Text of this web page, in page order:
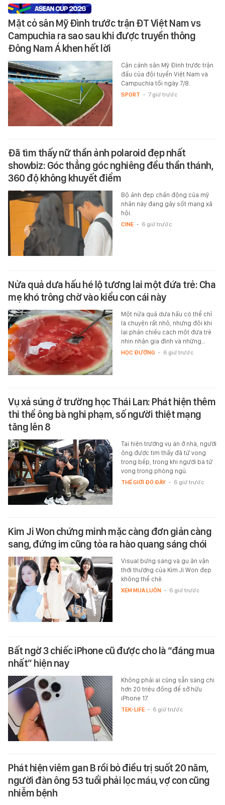
Mặt cỏ sân Mỹ Đình trước trận ĐT Việt Nam vs
Campuchia ra sao sau khi được truyền thông
Đông Nam Á khen hết lời
Cận cảnh sân Mỹ Đình trước trận
đấu của đội tuyển Việt Nam và
Campuchia tối ngày 7/8.
SPORT - 7 giờ trước
Đã tìm thấy nữ thần ảnh polaroid đẹp nhất
showbiz: Góc thẳng góc nghiêng đều thần thánh,
360 độ không khuyết điểm
Bộ ảnh đẹp chấn động của mỹ
nhân này đang gây sốt mạng xã
hội.
CINE - 6 giờ trước
Nửa quả dưa hấu hé lộ tương lai một đứa trẻ: Cha
mẹ khó trông chờ vào kiểu con cái này
Một nửa quả dưa hấu có thể chỉ
là chuyện rất nhỏ, nhưng đôi khi
lại phản chiếu cách một đứa trẻ
nhìn nhận gia đình và những…
HỌC ĐƯỜNG - 6 giờ trước
Vụ xả súng ở trường học Thái Lan: Phát hiện thêm
thi thể ông bà nghi phạm, số người thiệt mạng
tăng lên 8
Tại hiện trường vụ án ở nhà, người
ông được tìm thấy đã tử vong
trong bếp, trong khi người bà tử
vong trong phòng ngủ.
THẾ GIỚI ĐÓ ĐÂY - 6 giờ trước
Kim Ji Won chứng minh mặc càng đơn giản càng
sang, đứng im cũng tỏa ra hào quang sáng chói
Visual bừng sáng và gu ăn vận
thời thượng của Kim Ji Won đẹp
không thể chê.
XEM MUA LUÔN - 6 giờ trước
Bất ngờ 3 chiếc iPhone cũ được cho là “đáng mua
nhất” hiện nay
Không phải ai cũng sẵn sàng chi
hơn 20 triệu đồng để sở hữu
iPhone 17.
TEK-LIFE - 6 giờ trước
Phát hiện viêm gan B rồi bỏ điều trị suốt 20 năm,
người đàn ông 53 tuổi phải lọc máu, vợ con cũng
nhiễm bệnh